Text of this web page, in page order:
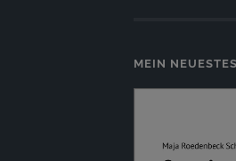
MEIN